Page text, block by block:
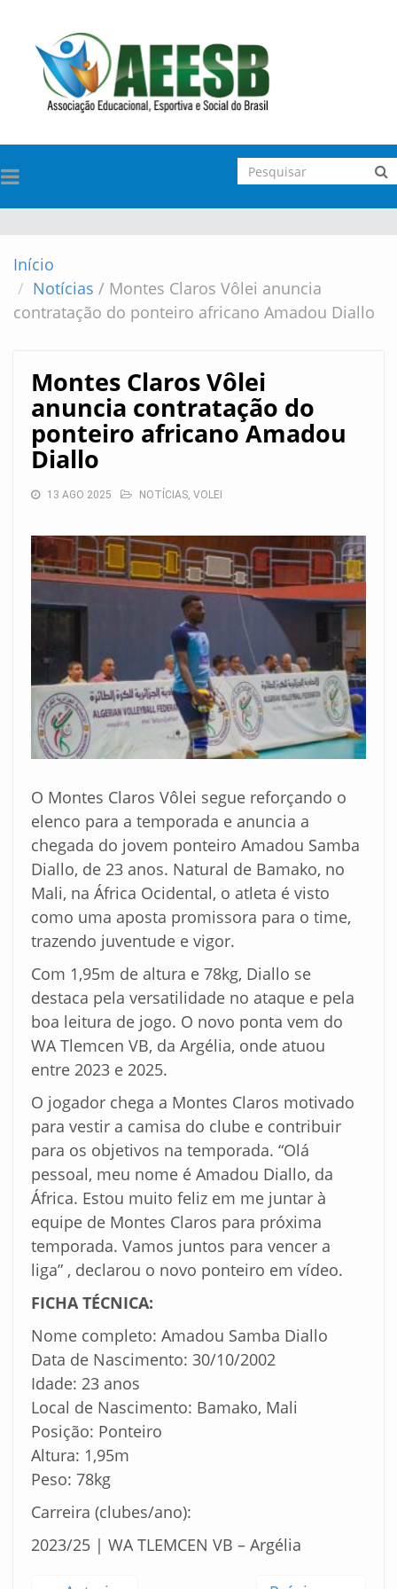
TOGGLE
NAVIGATION
Início
Notícias / Montes Claros Vôlei anuncia
contratação do ponteiro africano Amadou Diallo
Montes Claros Vôlei
anuncia contratação do
ponteiro africano Amadou
Diallo
13 AGO 2025 NOTÍCIAS, VOLEI
O Montes Claros Vôlei segue reforçando o
elenco para a temporada e anuncia a
chegada do jovem ponteiro Amadou Samba
Diallo, de 23 anos. Natural de Bamako, no
Mali, na África Ocidental, o atleta é visto
como uma aposta promissora para o time,
trazendo juventude e vigor.
Com 1,95m de altura e 78kg, Diallo se
destaca pela versatilidade no ataque e pela
boa leitura de jogo. O novo ponta vem do
WA Tlemcen VB, da Argélia, onde atuou
entre 2023 e 2025.
O jogador chega a Montes Claros motivado
para vestir a camisa do clube e contribuir
para os objetivos na temporada. “Olá
pessoal, meu nome é Amadou Diallo, da
África. Estou muito feliz em me juntar à
equipe de Montes Claros para próxima
temporada. Vamos juntos para vencer a
liga” , declarou o novo ponteiro em vídeo.
FICHA TÉCNICA:
Nome completo: Amadou Samba Diallo
Data de Nascimento: 30/10/2002
Idade: 23 anos
Local de Nascimento: Bamako, Mali
Posição: Ponteiro
Altura: 1,95m
Peso: 78kg
Carreira (clubes/ano):
2023/25 | WA TLEMCEN VB – Argélia